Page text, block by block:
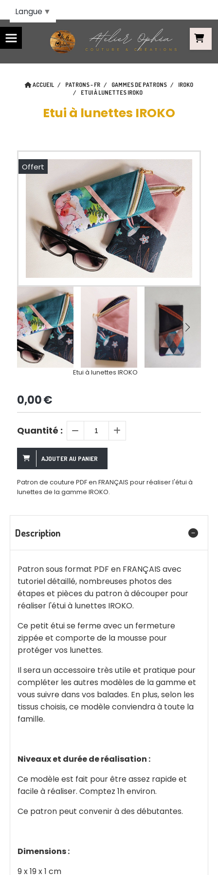
ACCUEIL PATRONS - FR GAMMES DE PATRONS
IROKO
ETUI À LUNETTES IROKO
Etui à lunettes IROKO
Offert
Etui à lunettes IROKO
0,00€
Quantité :
AJOUTER AU PANIER
Patron de couture PDF en FRANÇAIS pour réaliser l'étui à
lunettes de la gamme IROKO.
Description
Patron sous format PDF en FRANÇAIS avec
tutoriel détaillé, nombreuses photos des
étapes et pièces du patron à découper pour
réaliser l'étui à lunettes IROKO.
Ce petit étui se ferme avec un fermeture
zippée et comporte de la mousse pour
protéger vos lunettes.
Il sera un accessoire très utile et pratique pour
compléter les autres modèles de la gamme et
vous suivre dans vos balades. En plus, selon les
tissus choisis, ce modèle conviendra à toute la
famille.
Niveaux et durée de réalisation :
Ce modèle est fait pour être assez rapide et
facile à réaliser. Comptez 1h environ.
Ce patron peut convenir à des débutantes.
Dimensions :
9 x 19 x 1 cm
Langue ▼